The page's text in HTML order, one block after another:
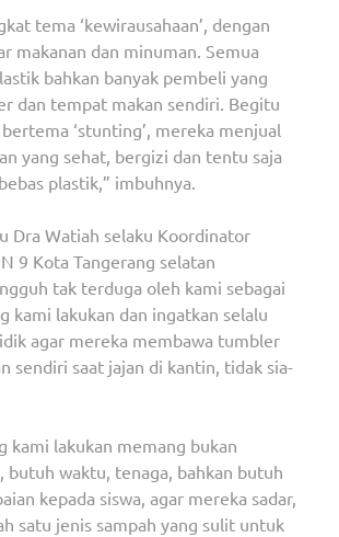
tema ‘kewirausahaan’, dengan
makanan dan minuman. Semua
bahkan banyak pembeli yang
dan tempat makan sendiri. Begitu
‘stunting’, mereka menjual
yang sehat, bergizi dan tentu saja
plastik,” imbuhnya.
Dra Watiah selaku Koordinator
9 Kota Tangerang selatan
tak terduga oleh kami sebagai
kami lakukan dan ingatkan selalu
agar mereka membawa tumbler
sendiri saat jajan di kantin, tidak sia-
kami lakukan memang bukan
butuh waktu, tenaga, bahkan butuh
kepada siswa, agar mereka sadar,
satu jenis sampah yang sulit untuk